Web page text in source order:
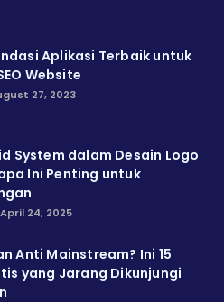
Aplikasi Terbaik untuk
Website
27, 2023
System dalam Desain Logo
Ini Penting untuk
24, 2025
Anti Mainstream? Ini 15
yang Jarang Dikunjungi